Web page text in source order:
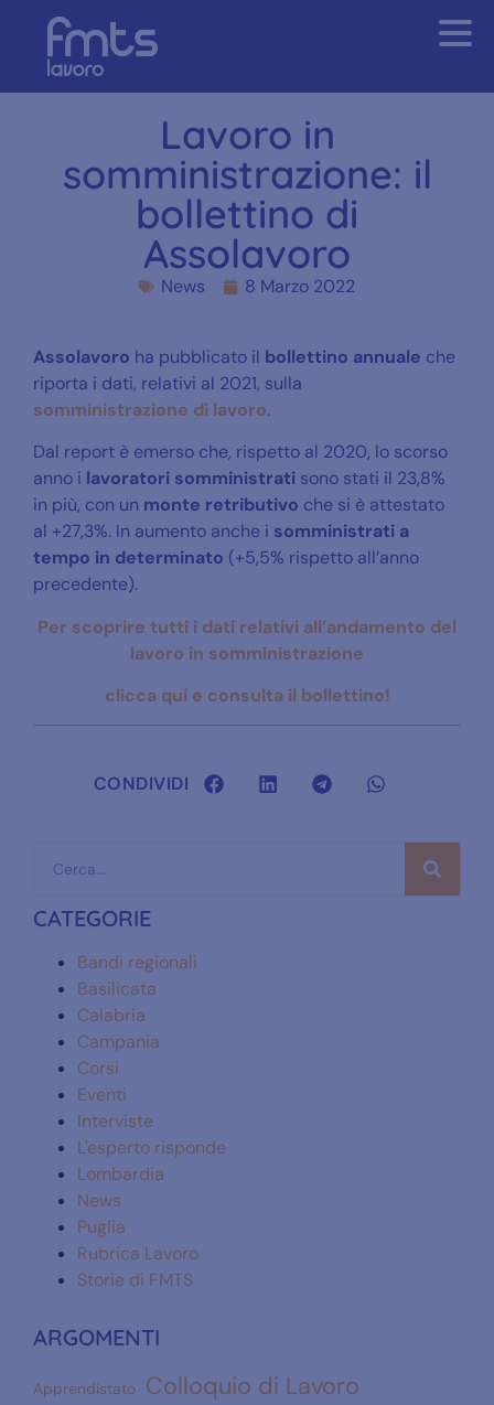
Lavoro in
somministrazione: il
bollettino di
Assolavoro
News 8 Marzo 2022
Assolavoro ha pubblicato il bollettino annuale che
riporta i dati, relativi al 2021, sulla
somministrazione di lavoro.
Dal report è emerso che, rispetto al 2020, lo scorso
anno i lavoratori somministrati sono stati il 23,8%
in più, con un monte retributivo che si è attestato
al +27,3%. In aumento anche i somministrati a
tempo in determinato (+5,5% rispetto all’anno
precedente).
Per scoprire tutti i dati relativi all’andamento del
lavoro in somministrazione
clicca qui e consulta il bollettino!
CONDIVIDI
CATEGORIE
Bandi regionali
Basilicata
Calabria
Campania
Corsi
Eventi
Interviste
L'esperto risponde
Lombardia
News
Puglia
Rubrica Lavoro
Storie di FMTS
ARGOMENTI
Apprendistato Colloquio di Lavoro